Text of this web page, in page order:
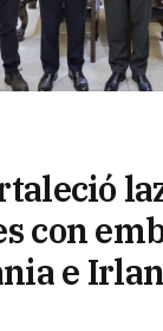
con
e